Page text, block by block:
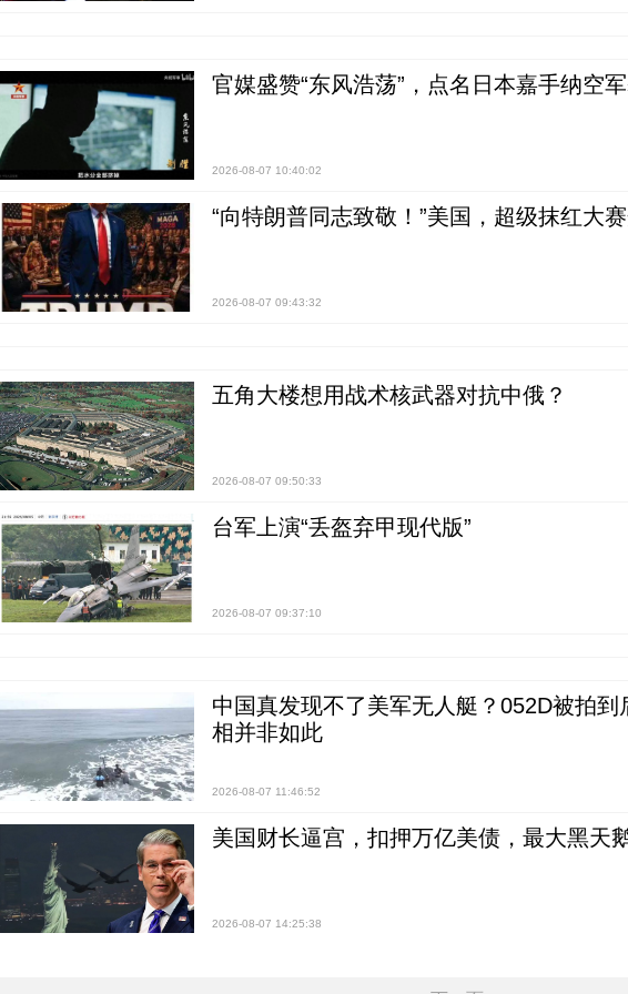
官媒盛赞“东风浩荡”，点名日本嘉手纳空
2026-08-07 10:40:02
“向特朗普同志致敬！”美国，超级抹红大
2026-08-07 09:43:32
五角大楼想用战术核武器对抗中俄？
2026-08-07 09:50:33
台军上演“丢盔弃甲现代版”
2026-08-07 09:37:10
中国真发现不了美军无人艇？052D被拍
相并非如此
2026-08-07 11:46:52
美国财长逼宫，扣押万亿美债，最大黑天
2026-08-07 14:25:38